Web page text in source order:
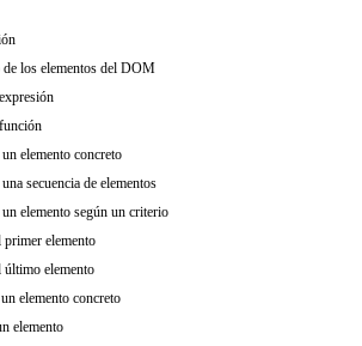
los elementos del DOM
elemento concreto
secuencia de elementos
elemento según un criterio
primer elemento
último elemento
elemento concreto
elemento